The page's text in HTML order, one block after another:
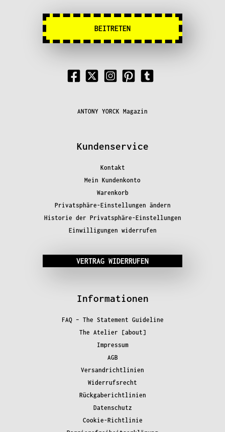
BEITRETEN
ANTONY YORCK Magazin
Kundenservice
Kontakt
Mein Kundenkonto
Warenkorb
Privatsphäre-Einstellungen ändern
Historie der Privatsphäre-Einstellungen
Einwilligungen widerrufen
VERTRAG WIDERRUFEN
Informationen
FAQ – The Statement Guideline
The Atelier [about]
Impressum
AGB
Versandrichtlinien
Widerrufsrecht
Rückgaberichtlinien
Datenschutz
Cookie-Richtlinie